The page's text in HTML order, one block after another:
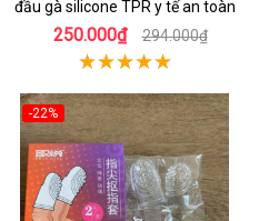
đầu gà silicone TPR y tế an toàn
250.000₫ 294.000₫
-22%